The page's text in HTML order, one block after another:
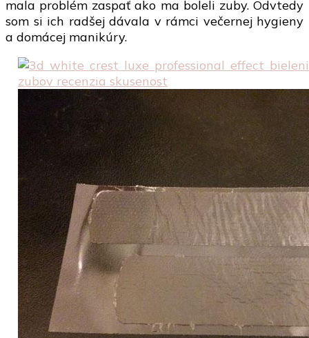
mala problém zaspať ako ma boleli zuby. Odvtedy
som si ich radšej dávala v rámci večernej hygieny
a domácej manikúry.